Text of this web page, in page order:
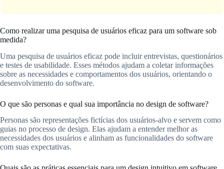
Como realizar uma pesquisa de usuários eficaz para um software sob
medida?
Uma pesquisa de usuários eficaz pode incluir entrevistas, questionários
e testes de usabilidade. Esses métodos ajudam a coletar informações
sobre as necessidades e comportamentos dos usuários, orientando o
desenvolvimento do software.
O que são personas e qual sua importância no design de software?
Personas são representações fictícias dos usuários-alvo e servem como
guias no processo de design. Elas ajudam a entender melhor as
necessidades dos usuários e alinham as funcionalidades do software
com suas expectativas.